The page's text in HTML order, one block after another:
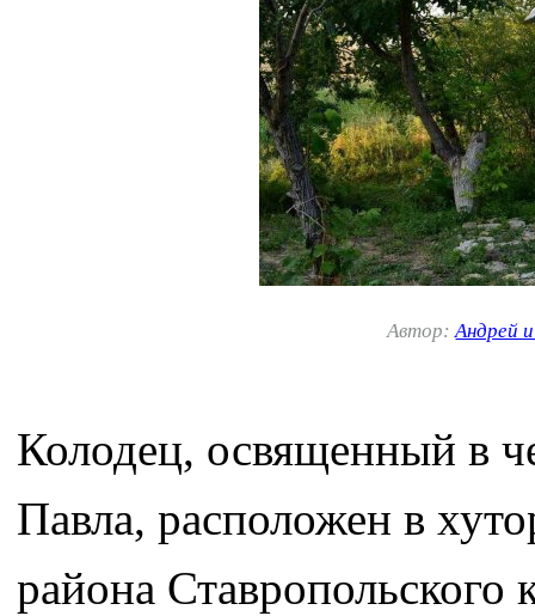
Автор:Андрей
Колодец, освященный в
Павла, расположен в
района